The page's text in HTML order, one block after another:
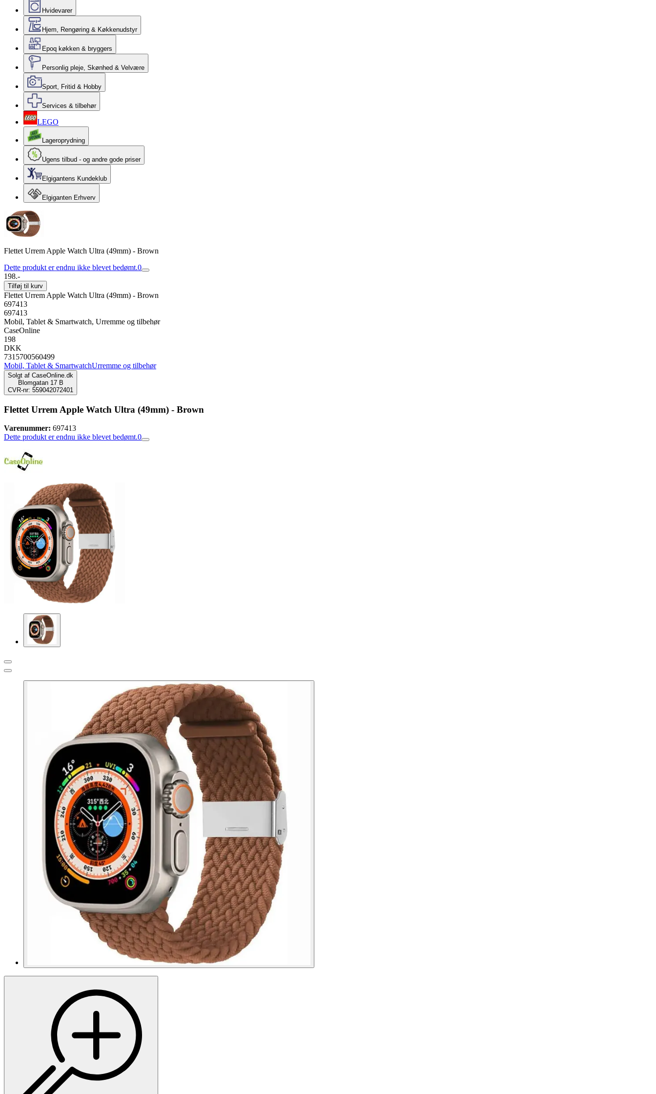
Hvidevarer
Hjem, Rengøring & Køkkenudstyr
Epoq køkken & bryggers
Personlig pleje, Skønhed & Velvære
Sport, Fritid & Hobby
Services & tilbehør
LEGO
Lageroprydning
Ugens tilbud - og andre gode priser
Elgigantens Kundeklub
Elgiganten Erhverv
Flettet Urrem Apple Watch Ultra (49mm) - Brown
Dette produkt er endnu ikke blevet bedømt.0
198.-
Tilføj til kurv
Flettet Urrem Apple Watch Ultra (49mm) - Brown
697413
697413
Mobil, Tablet & Smartwatch, Urremme og tilbehør
CaseOnline
198
DKK
7315700560499
Mobil, Tablet & SmartwatchUrremme og tilbehør
Solgt af CaseOnline.dk
Blomgatan 17 B
CVR-nr: 559042072401
Flettet Urrem Apple Watch Ultra (49mm) - Brown
Varenummer: 697413
Dette produkt er endnu ikke blevet bedømt.0